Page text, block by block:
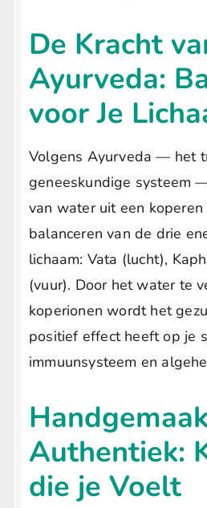
De Kracht
Ayurveda:
voor Je
Volgens Ayurveda — het
geneeskundige systeem
van water uit een
balanceren van de drie
lichaam: Vata (lucht),
(vuur). Door het water te
koperionen wordt het
positief effect heeft op je
immuunsysteem en
Authentiek:
die je Voelt